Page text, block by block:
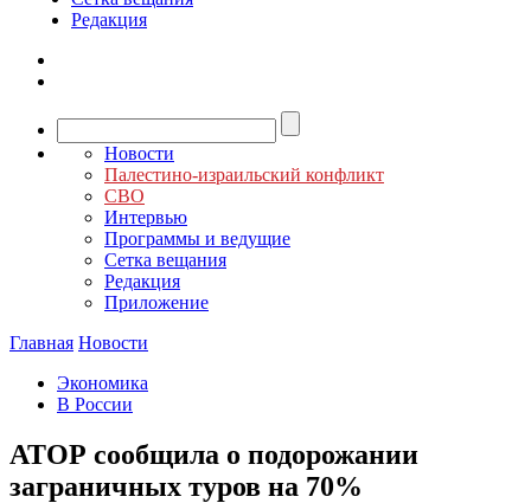
Редакция
Новости
Палестино-израильский конфликт
СВО
Интервью
Программы и ведущие
Сетка вещания
Редакция
Приложение
Главная Новости
Экономика
В России
АТОР сообщила о подорожании
заграничных туров на 70%